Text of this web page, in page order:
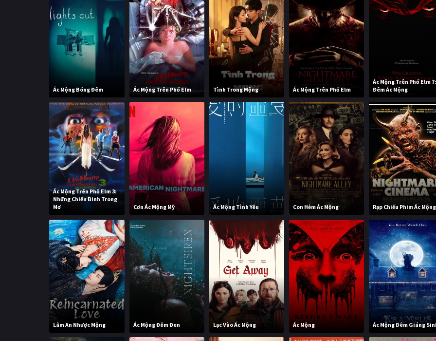
Ác Mộng Bóng Đêm Ác Mộng Trên Phố Elm Tình Trong Mộng Ác Mộng Trên Phố Elm
Ác Mộng Trên Phố Elm 7:
Đêm Ác Mộng
Ác Mộng Trên Phố Elm 3:
Những Chiến Binh Trong
Mơ
Cơn Ác Mộng Mỹ Ác Mộng Tình Yêu Con Hẻm Ác Mộng Rạp Chiếu Phim Ác Mộng
Lâm An Nhược Mộng Ác Mộng Đêm Đen Lạc Vào Ác Mộng Ác Mộng Ác Mộng Đêm Giáng